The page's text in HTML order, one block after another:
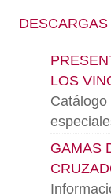
DESCARGAS
LOS
GAMAS